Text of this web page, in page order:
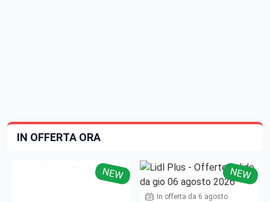
IN OFFERTA ORA
NEW NEW
In offerta da 6 agosto